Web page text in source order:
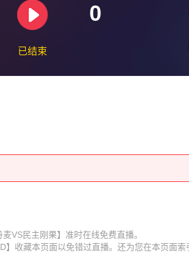
0
已结束
VS民主刚果】准时在线免费直播。
收藏本页面以免错过直播。还为您在本页面索